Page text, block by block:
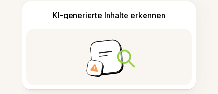
KI-generierte Inhalte erkennen